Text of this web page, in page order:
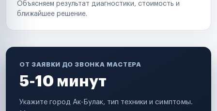
Объясняем результат диагностики, стоимость и
ближайшее решение.
ОТ ЗАЯВКИ ДО ЗВОНКА МАСТЕРА
5-10 минут
Укажите город Ак-Булак, тип техники и симптомы.